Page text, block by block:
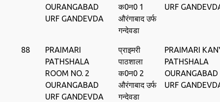
OURANGABAD
URF GANDEVDA
क0न0 1
औरंगाबाद उर्फ
गन्‍देवडा
URF
88
PRAIMARI
PATHSHALA
ROOM NO. 2
OURANGABAD
URF GANDEVDA
प्राइमरी
पाठशाला
क0न0 2
औरंगाबाद उर्फ
गन्‍देवडा
PRAIMARI
PATHSHALA
OURANGABAD
URF